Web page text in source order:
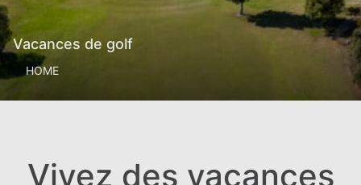
Vacances de golf
HOME
Vivez des vacances